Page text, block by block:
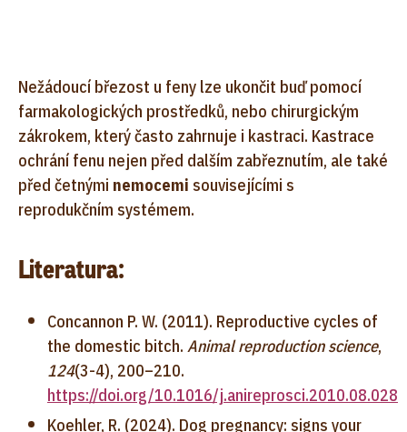
Nežádoucí březost u feny lze ukončit buď pomocí
farmakologických prostředků, nebo chirurgickým
zákrokem, který často zahrnuje i kastraci. Kastrace
ochrání fenu nejen před dalším zabřeznutím, ale také
před četnými nemocemi souvisejícími s
reprodukčním systémem.
Literatura:
Concannon P. W. (2011). Reproductive cycles of
the domestic bitch. Animal reproduction science,
124(3-4), 200–210.
https://doi.org/10.1016/j.anireprosci.2010.08.028
Koehler, R. (2024). Dog pregnancy: signs your